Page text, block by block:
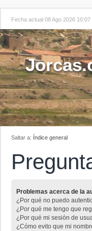
Fecha actual 08 Ago 2026 10:07
Saltar a: Índice general
Problemas acerca de la
¿Por qué no puedo
¿Por qué me tengo que
¿Por qué mi sesión de
¿Cómo evito que mi